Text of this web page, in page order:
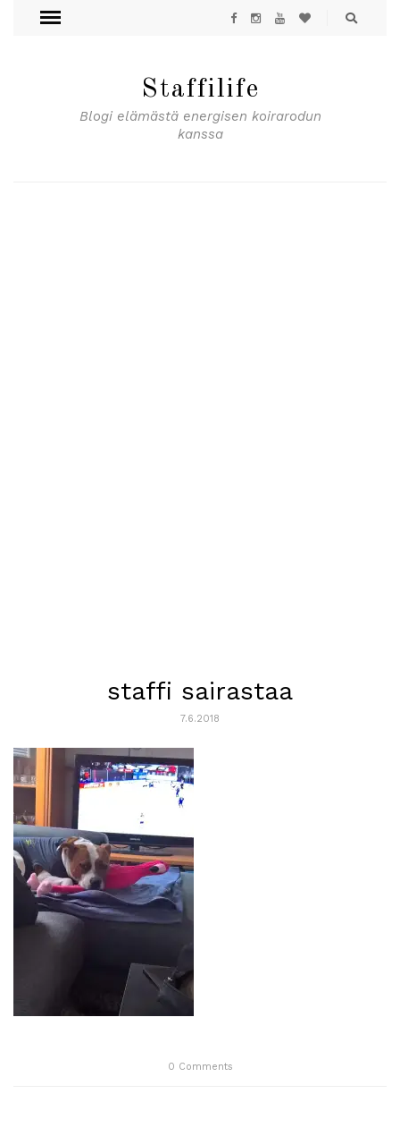
Staffilife
Blogi elämästä energisen koirarodun
kanssa
staffi sairastaa
7.6.2018
0 Comments